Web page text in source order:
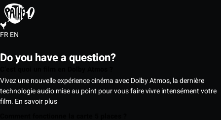
FREN
Do you have a question?
Vivez une nouvelle expérience cinéma avec Dolby Atmos, la dernière
technologie audio mise au point pour vous faire vivre intensément votre
film. En savoir plus